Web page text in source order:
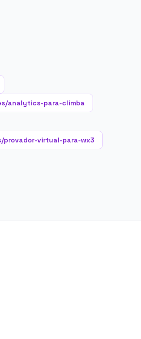
analytics-para-climba
provador-virtual-para-wx3